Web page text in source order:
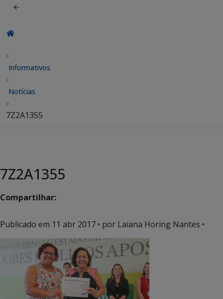
Informativos
Notícias
7Z2A1355
7Z2A1355
Compartilhar:
Publicado em 11 abr 2017 • por Laiana Horing Nantes •